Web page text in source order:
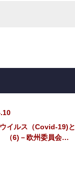
イルス（Covid-19)と
（6)－欧州委員会…